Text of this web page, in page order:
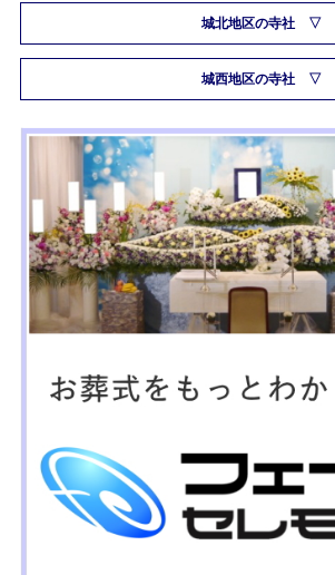
城北地区の寺社
城西地区の寺社